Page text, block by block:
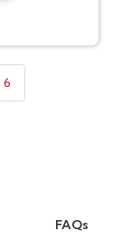
6
FAQs